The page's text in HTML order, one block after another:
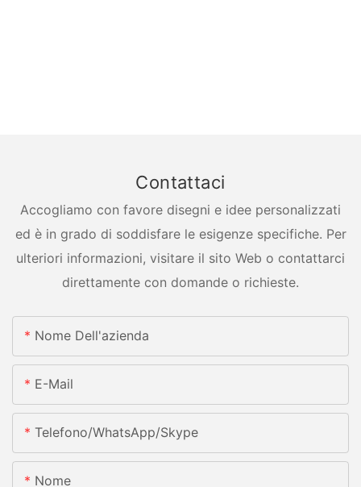
Contattaci
Accogliamo con favore disegni e idee personalizzati
ed è in grado di soddisfare le esigenze specifiche. Per
ulteriori informazioni, visitare il sito Web o contattarci
direttamente con domande o richieste.
Nome Dell'azienda
E-Mail
Telefono/whatsApp/skype
Nome